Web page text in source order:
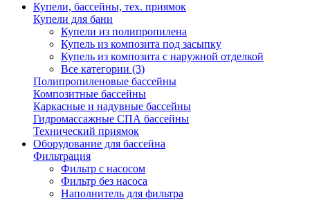
Купели, бассейны, тех. приямок
Купели для бани
Купели из полипропилена
Купель из композита под засыпку
Купель из композита с наружной отделкой
Все категории (3)
Полипропиленовые бассейны
Композитные бассейны
Каркасные и надувные бассейны
Гидромассажные СПА бассейны
Технический приямок
Оборудование для бассейна
Фильтрация
Фильтр с насосом
Фильтр без насоса
Наполнитель для фильтра